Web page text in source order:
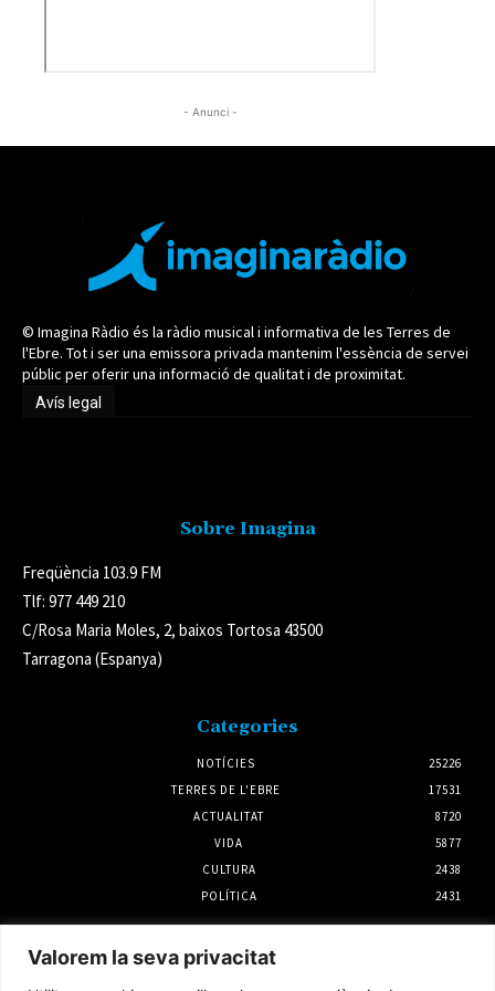
Valorem la seva privacitat
- Anunci -
© Imagina Ràdio és la ràdio musical i informativa de les Terres de
l'Ebre. Tot i ser una emissora privada mantenim l'essència de servei
públic per oferir una informació de qualitat i de proximitat.
Avís legal
Sobre Imagina
Freqüència 103.9 FM
Tlf: 977 449 210
C/Rosa Maria Moles, 2, baixos Tortosa 43500
Tarragona (Espanya)
Categories
NOTÍCIES
25226
TERRES DE L'EBRE
17531
ACTUALITAT
8720
VIDA
5877
CULTURA
2438
POLÍTICA
2431
Mas de Barberans acollirà el Concert